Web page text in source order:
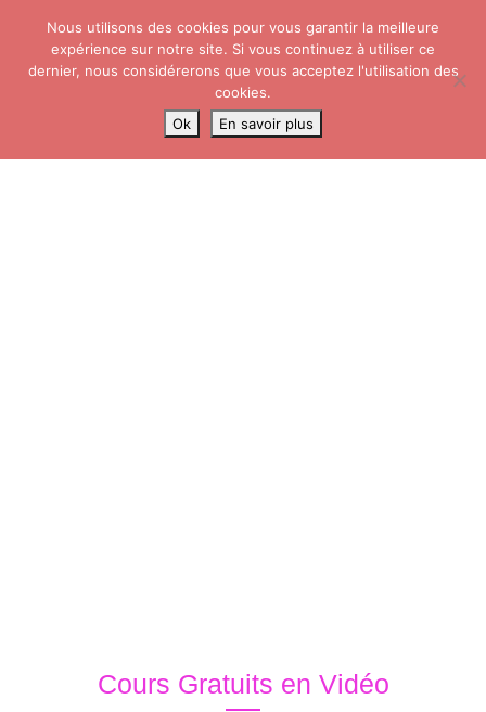
content
Cours Gratuits en Vidéo
Nous utilisons des cookies pour vous garantir la meilleure
expérience sur notre site. Si vous continuez à utiliser ce
dernier, nous considérerons que vous acceptez l'utilisation des
cookies.
Ok
En savoir plus